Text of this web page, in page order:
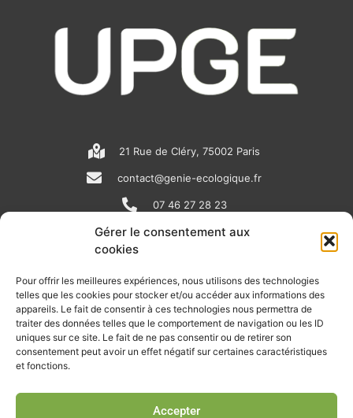
Gérer le consentement aux
cookies
Pour offrir les meilleures expériences, nous utilisons des technologies
telles que les cookies pour stocker et/ou accéder aux informations des
appareils. Le fait de consentir à ces technologies nous permettra de
traiter des données telles que le comportement de navigation ou les ID
uniques sur ce site. Le fait de ne pas consentir ou de retirer son
consentement peut avoir un effet négatif sur certaines caractéristiques
et fonctions.
Accepter
21 Rue de Cléry, 75002 Paris
contact@genie-ecologique.fr
07 46 27 28 23
N
e
w
s
p
p
i
n
k
e
i
o
u
t
u
e
RECEVOIR L'ACTU DE LA FILIÈRE
Retrouvez tous les mois les articles terrain de nos adhérents, les
rendez-vous importants de la filière, nos offres de stages et
Je m'abonne à la lettre d'info